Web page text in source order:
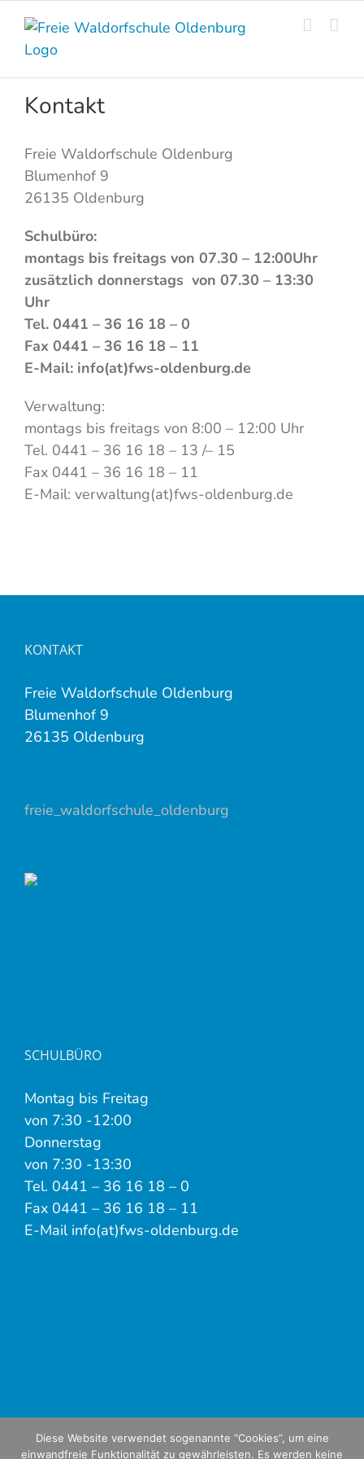
content
Kontakt
Freie Waldorfschule Oldenburg
Blumenhof 9
26135 Oldenburg
Schulbüro:
montags bis freitags von 07.30 – 12:00Uhr
zusätzlich donnerstags von 07.30 – 13:30
Uhr
Tel. 0441 – 36 16 18 – 0
Fax 0441 – 36 16 18 – 11
E-Mail: info(at)fws-oldenburg.de
Verwaltung:
montags bis freitags von 8:00 – 12:00 Uhr
Tel. 0441 – 36 16 18 – 13 /– 15
Fax 0441 – 36 16 18 – 11
E-Mail: verwaltung(at)fws-oldenburg.de
KONTAKT
Freie Waldorfschule Oldenburg
Blumenhof 9
26135 Oldenburg
freie_waldorfschule_oldenburg
SCHULBÜRO
Montag bis Freitag
von 7:30 -12:00
Donnerstag
von 7:30 -13:30
Tel. 0441 – 36 16 18 – 0
Fax 0441 – 36 16 18 – 11
E-Mail info(at)fws-oldenburg.de
Diese Website verwendet sogenannte “Cookies”, um eine
einwandfreie Funktionalität zu gewährleisten. Es werden keine